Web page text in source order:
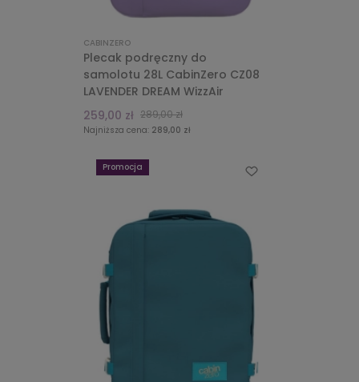
CABINZERO
Plecak podręczny do
samolotu 28L CabinZero CZ08
LAVENDER DREAM WizzAir
259,00 zł 289,00 zł
Najniższa cena: 289,00 zł
Promocja